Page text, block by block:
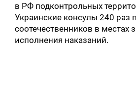
в РФ подконтрольных
Украинские консулы 240 раз
соотечественников в местах
исполнения наказаний.